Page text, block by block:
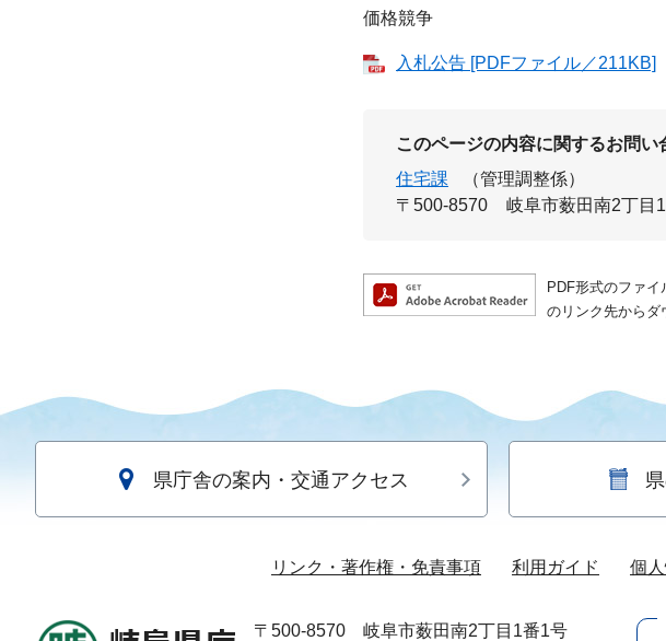
価格競争
入札公告 [PDFファイル／211KB]
このページの内容に関するお問い
住宅課
（管理調整係）
〒500-8570
岐阜市薮田南2丁
PDF形式のファイ
のリンク先からダ
県庁舎の案内・交通アクセス
リンク・著作権・免責事項 利用ガイド 個
〒500-8570 岐阜市薮田南2丁目1番1号